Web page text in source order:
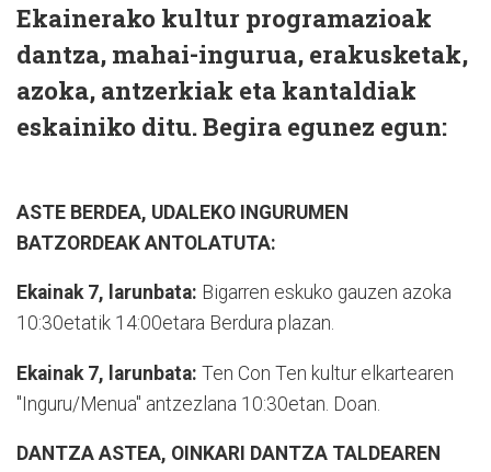
Ekainerako kultur programazioak
dantza, mahai-ingurua, erakusketak,
azoka, antzerkiak eta kantaldiak
eskainiko ditu. Begira egunez egun:
ASTE BERDEA, UDALEKO INGURUMEN
BATZORDEAK ANTOLATUTA:
Ekainak 7, larunbata: Bigarren eskuko gauzen azoka
10:30etatik 14:00etara Berdura plazan.
Ekainak 7, larunbata: Ten Con Ten kultur elkartearen
"Inguru/Menua" antzezlana 10:30etan. Doan.
DANTZA ASTEA, OINKARI DANTZA TALDEAREN